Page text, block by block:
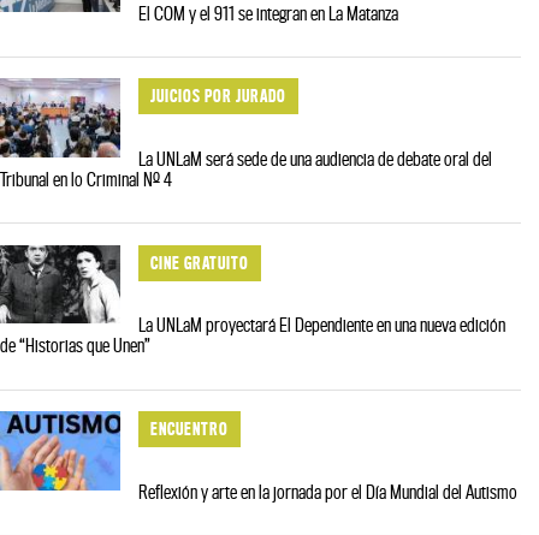
El COM y el 911 se integran en La Matanza
JUICIOS POR JURADO
La UNLaM será sede de una audiencia de debate oral del
Tribunal en lo Criminal Nº 4
CINE GRATUITO
La UNLaM proyectará El Dependiente en una nueva edición
de “Historias que Unen”
ENCUENTRO
Reflexión y arte en la jornada por el Día Mundial del Autismo